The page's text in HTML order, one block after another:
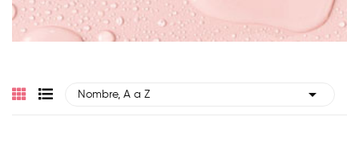
Nombre, A a Z 